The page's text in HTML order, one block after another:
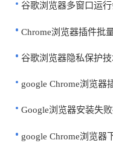
谷歌浏览器多窗口运
Chrome浏览器插件批
谷歌浏览器隐私保护
google Chrome浏览器
Google浏览器安装失
google Chrome浏览器